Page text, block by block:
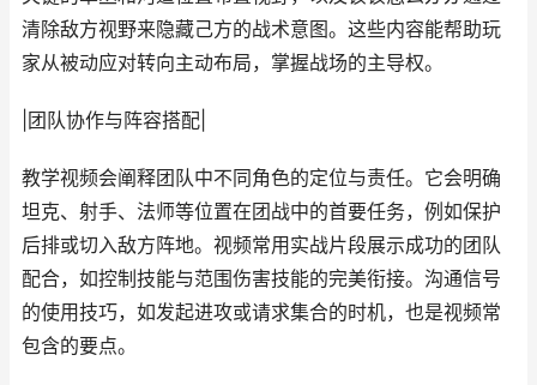
清除敌方视野来隐藏己方的战术意图。这些内容能帮助玩
家从被动应对转向主动布局，掌握战场的主导权。
|团队协作与阵容搭配|
教学视频会阐释团队中不同角色的定位与责任。它会明确
坦克、射手、法师等位置在团战中的首要任务，例如保护
后排或切入敌方阵地。视频常用实战片段展示成功的团队
配合，如控制技能与范围伤害技能的完美衔接。沟通信号
的使用技巧，如发起进攻或请求集合的时机，也是视频常
包含的要点。